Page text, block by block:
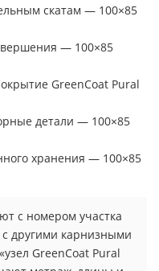
скатам — 100×85
— 100×85
GreenCoat Pural
детали — 100×85
хранения — 100×85
с номером участка
другими карнизными
GreenCoat Pural